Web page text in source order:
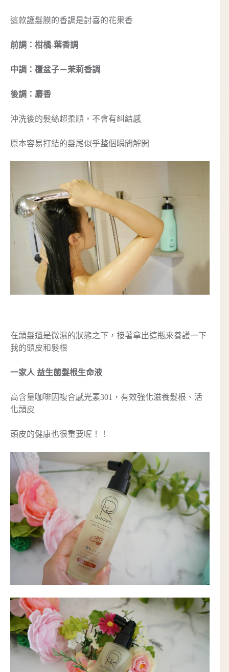
這款護髮膜的香調是討喜的花果香
前調：柑橘-葉香調
中調：覆盆子－茉莉香調
後調：麝香
沖洗後的髮絲超柔順，不會有糾結感
原本容易打結的髮尾似乎整個瞬間解開
在頭髮還是微濕的狀態之下，接著拿出這瓶來養護一下
我的頭皮和髮根
一家人 益生菌髮根生命液
高含量咖啡因複合感光素301，有效強化滋養髮根、活
化頭皮
頭皮的健康也很重要喔！！